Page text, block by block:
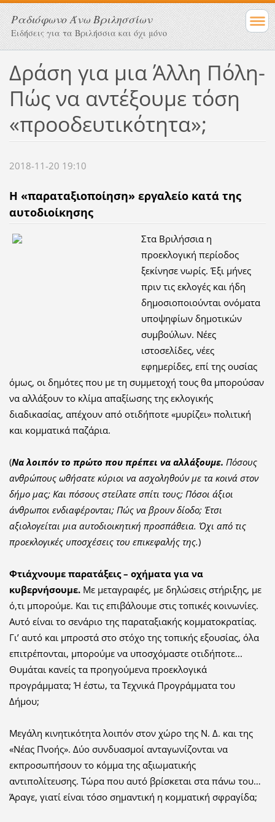
Ραδιόφωνο Άνω Βριλησσίων
Ειδήσεις για τα Βριλήσσια και όχι μόνο
Δράση για μια Άλλη Πόλη-
Πώς να αντέξουμε τόση
«προοδευτικότητα»;
2018-11-20 19:10
Η «παραταξιοποίηση» εργαλείο κατά της
αυτοδιοίκησης
Στα Βριλήσσια η
προεκλογική περίοδος
ξεκίνησε νωρίς. Έξι μήνες
πριν τις εκλογές και ήδη
δημοσιοποιούνται ονόματα
υποψηφίων δημοτικών
συμβούλων. Νέες
ιστοσελίδες, νέες
εφημερίδες, επί της ουσίας
όμως, οι δημότες που με τη συμμετοχή τους θα μπορούσαν
να αλλάξουν το κλίμα απαξίωσης της εκλογικής
διαδικασίας, απέχουν από οτιδήποτε «μυρίζει» πολιτική
και κομματικά παζάρια.
(Να λοιπόν το πρώτο που πρέπει να αλλάξουμε. Πόσους
ανθρώπους ωθήσατε κύριοι να ασχοληθούν με τα κοινά στον
δήμο μας; Και πόσους στείλατε σπίτι τους; Πόσοι άξιοι
άνθρωποι ενδιαφέρονται; Πώς να βρουν δίοδο; Έτσι
αξιολογείται μια αυτοδιοικητική προσπάθεια. Όχι από τις
προεκλογικές υποσχέσεις του επικεφαλής της.)
Φτιάχνουμε παρατάξεις – οχήματα για να
κυβερνήσουμε.Με μεταγραφές, με δηλώσεις στήριξης, με
ό,τι μπορούμε. Και τις επιβάλουμε στις τοπικές κοινωνίες.
Αυτό είναι το σενάριο της παραταξιακής κομματοκρατίας.
Γι’ αυτό και μπροστά στο στόχο της τοπικής εξουσίας, όλα
επιτρέπονται, μπορούμε να υποσχόμαστε οτιδήποτε...
Θυμάται κανείς τα προηγούμενα προεκλογικά
προγράμματα; Ή έστω, τα Τεχνικά Προγράμματα του
Δήμου;
Μεγάλη κινητικότητα λοιπόν στον χώρο της Ν. Δ. και της
«Νέας Πνοής». Δύο συνδυασμοί ανταγωνίζονται να
εκπροσωπήσουν το κόμμα της αξιωματικής
αντιπολίτευσης. Τώρα που αυτό βρίσκεται στα πάνω του…
Άραγε, γιατί είναι τόσο σημαντική η κομματική σφραγίδα;